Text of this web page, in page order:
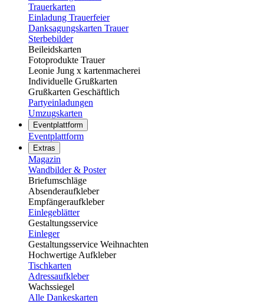
Trauerkarten
Einladung Trauerfeier
Danksagungskarten Trauer
Sterbebilder
Beileidskarten
Fotoprodukte Trauer
Leonie Jung x kartenmacherei
Individuelle Grußkarten
Grußkarten Geschäftlich
Partyeinladungen
Umzugskarten
Eventplattform
Eventplattform
Extras
Magazin
Wandbilder & Poster
Briefumschläge
Absenderaufkleber
Empfängeraufkleber
Einlegeblätter
Gestaltungsservice
Einleger
Gestaltungsservice Weihnachten
Hochwertige Aufkleber
Tischkarten
Adressaufkleber
Wachssiegel
Alle Dankeskarten